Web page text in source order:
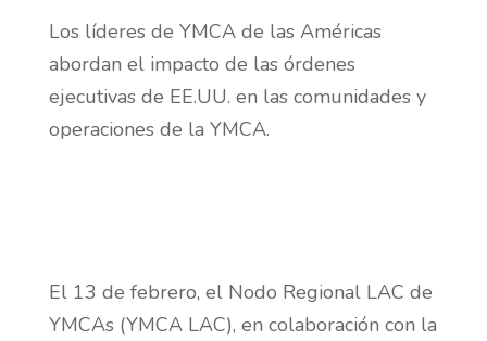
Los líderes de YMCA de las Américas
abordan el impacto de las órdenes
ejecutivas de EE.UU. en las comunidades y
operaciones de la YMCA.
El 13 de febrero, el Nodo Regional LAC de
YMCAs (YMCA LAC), en colaboración con la